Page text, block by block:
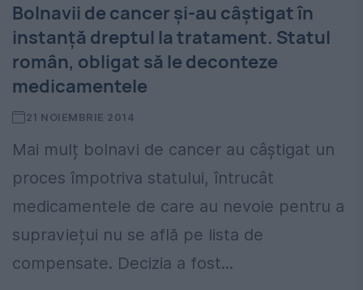
Bolnavii de cancer și-au câștigat în
instanță dreptul la tratament. Statul
român, obligat să le deconteze
medicamentele
21 NOIEMBRIE 2014
Mai mulț bolnavi de cancer au câștigat un
proces împotriva statului, întrucât
medicamentele de care au nevoie pentru a
supraviețui nu se află pe lista de
compensate. Decizia a fost...